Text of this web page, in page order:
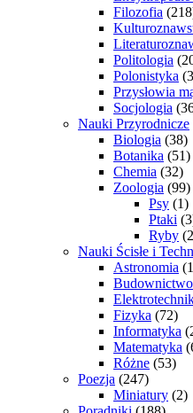
Filozofia
Politologia
Polonistyka
Przysłowia
Socjologia
Nauki Przyrodnicze
Biologia (38)
Botanika (51)
Chemia (32)
Zoologia (99)
Psy (1)
Ptaki
Ryby
Nauki Ścisłe i
Astronomia
Budownictwo
Fizyka (72)
Informatyka
Matematyka
Różne (53)
Poezja (247)
Miniatury (2)